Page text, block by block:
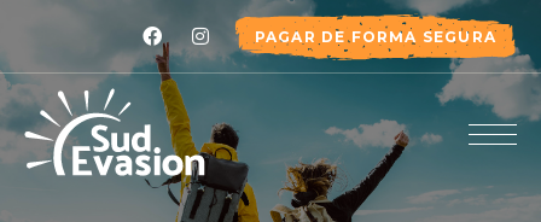
PAGAR DE FORMA SEGURA